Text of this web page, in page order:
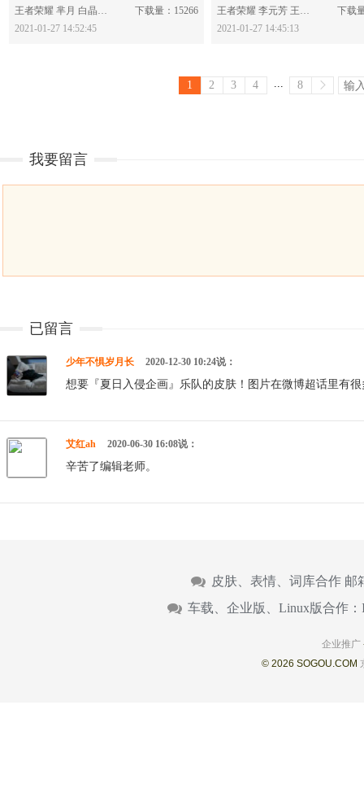
分享：
王者荣耀 芈月 白晶晶-617827
下载量：15266
2021-01-27 14:52:45
分享：
王者荣耀 李元芳 王者密探-617825
下载
2021-01-27 14:45:13
1 2 3 4 ... 8
我要留言
已留言
少年不惧岁月长 2020-12-30 10:24说：
想要『夏日入侵企画』乐队的皮肤！图片在微博超话里有
艾红ah 2020-06-30 16:08说：
辛苦了编辑老师。
皮肤、表情、词库合作 邮
车载、企业版、Linux版合作：
企业推广
© 2026 SOGOU.COM